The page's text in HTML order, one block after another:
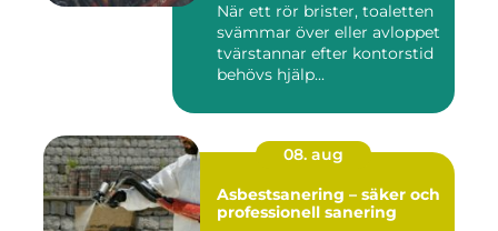
När ett rör brister, toaletten
svämmar över eller avloppet
tvärstannar efter kontorstid
behövs hjälp...
08. aug
Asbestsanering – säker och
professionell sanering